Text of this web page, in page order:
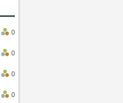
0
0
0
0